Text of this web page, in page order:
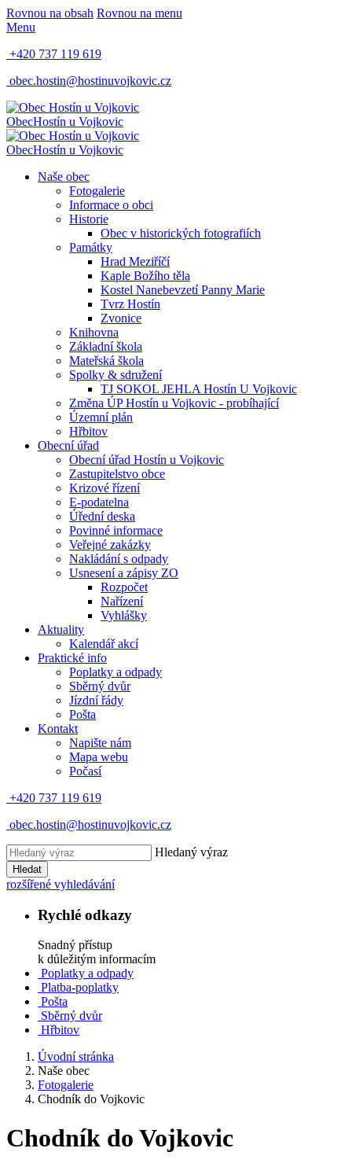
Rovnou na obsah Rovnou na menu
Menu
+420 737 119 619
obec.hostin@hostinuvojkovic.cz
ObecHostín u Vojkovic
ObecHostín u Vojkovic
Naše obec
Fotogalerie
Informace o obci
Historie
Obec v historických fotografiích
Památky
Hrad Meziříčí
Kaple Božího těla
Kostel Nanebevzetí Panny Marie
Tvrz Hostín
Zvonice
Knihovna
Základní škola
Mateřská škola
Spolky & sdružení
TJ SOKOL JEHLA Hostín U Vojkovic
Změna ÚP Hostín u Vojkovic - probíhající
Územní plán
Hřbitov
Obecní úřad
Obecní úřad Hostín u Vojkovic
Zastupitelstvo obce
Krizové řízení
E-podatelna
Úřední deska
Povinné informace
Veřejné zakázky
Nakládání s odpady
Usnesení a zápisy ZO
Rozpočet
Nařízení
Vyhlášky
Aktuality
Kalendář akcí
Praktické info
Poplatky a odpady
Sběrný dvůr
Jízdní řády
Pošta
Kontakt
Napište nám
Mapa webu
Počasí
+420 737 119 619
obec.hostin@hostinuvojkovic.cz
Hledaný výraz
Hledat
rozšířené vyhledávání
Rychlé odkazy
Snadný přístup
k důležitým informacím
Poplatky a odpady
Platba-poplatky
Pošta
Sběrný dvůr
Hřbitov
Úvodní stránka
Naše obec
Fotogalerie
Chodník do Vojkovic
Chodník do Vojkovic